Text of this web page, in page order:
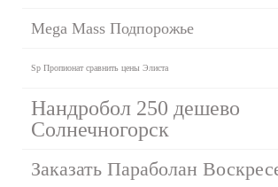
Mega Mass Подпорожье
Sp Пропионат сравнить цены Элиста
Нандробол 250 дешево
Солнечногорск
Заказать Параболан